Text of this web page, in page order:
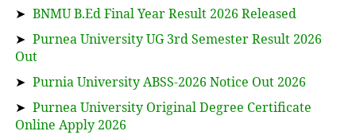
➤ BNMU B.Ed Final Year Result 2026 Released
➤ Purnea University UG 3rd Semester Result 2026
Out
➤ Purnia University ABSS-2026 Notice Out 2026
➤ Purnea University Original Degree Certificate
Online Apply 2026